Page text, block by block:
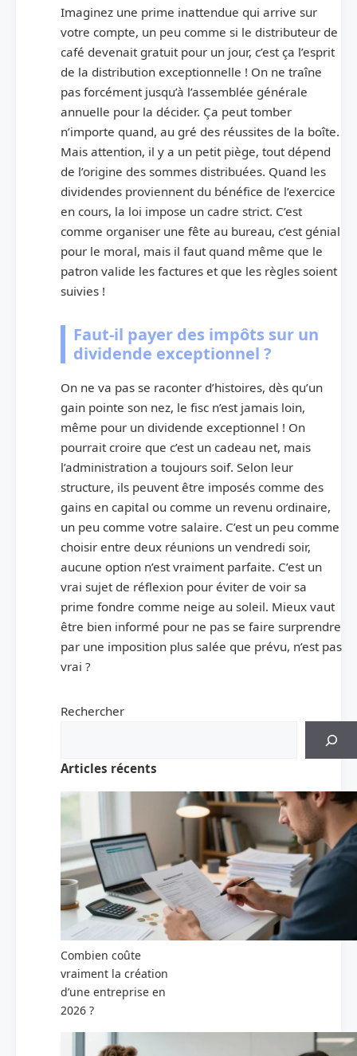
Imaginez une prime inattendue qui arrive sur
votre compte, un peu comme si le distributeur de
café devenait gratuit pour un jour, c’est ça l’esprit
de la distribution exceptionnelle ! On ne traîne
pas forcément jusqu’à l’assemblée générale
annuelle pour la décider. Ça peut tomber
n’importe quand, au gré des réussites de la boîte.
Mais attention, il y a un petit piège, tout dépend
de l’origine des sommes distribuées. Quand les
dividendes proviennent du bénéfice de l’exercice
en cours, la loi impose un cadre strict. C’est
comme organiser une fête au bureau, c’est génial
pour le moral, mais il faut quand même que le
patron valide les factures et que les règles soient
suivies !
Faut-il payer des impôts sur un
dividende exceptionnel ?
On ne va pas se raconter d’histoires, dès qu’un
gain pointe son nez, le fisc n’est jamais loin,
même pour un dividende exceptionnel ! On
pourrait croire que c’est un cadeau net, mais
l’administration a toujours soif. Selon leur
structure, ils peuvent être imposés comme des
gains en capital ou comme un revenu ordinaire,
un peu comme votre salaire. C’est un peu comme
choisir entre deux réunions un vendredi soir,
aucune option n’est vraiment parfaite. C’est un
vrai sujet de réflexion pour éviter de voir sa
prime fondre comme neige au soleil. Mieux vaut
être bien informé pour ne pas se faire surprendre
par une imposition plus salée que prévu, n’est pas
vrai ?
Rechercher
Articles récents
Combien coûte
vraiment la création
d’une entreprise en
2026 ?